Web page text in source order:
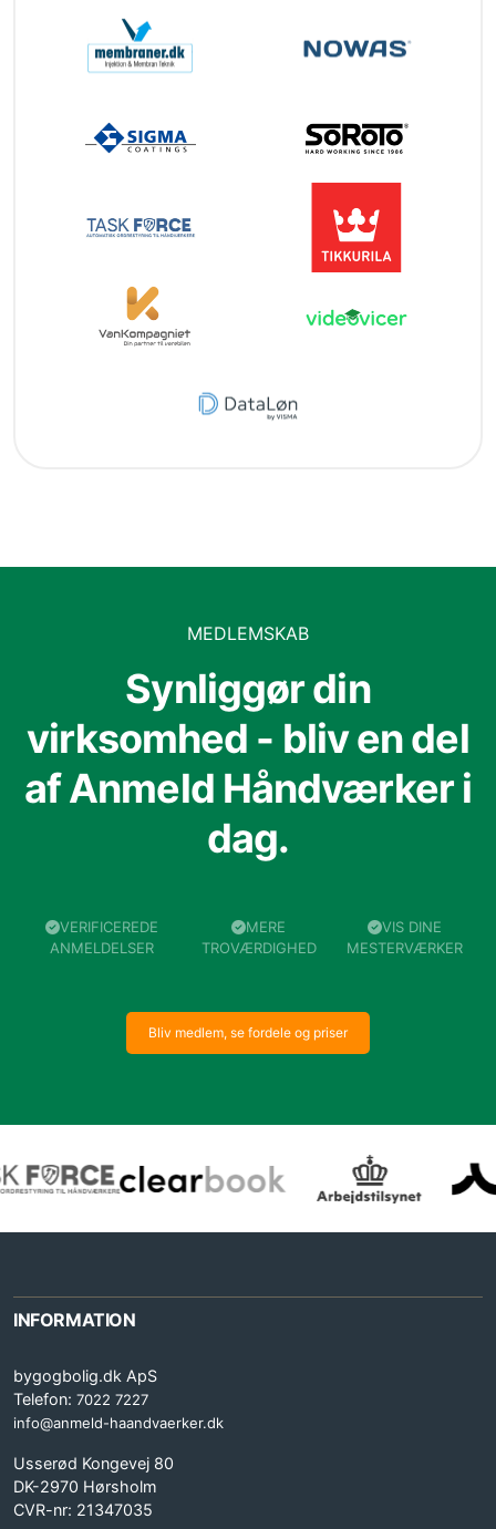
MEDLEMSKAB
Synliggør din
virksomhed - bliv en del
af Anmeld Håndværker i
dag.
VERIFICEREDE
ANMELDELSER
MERE
TROVÆRDIGHED
VIS DINE
MESTERVÆRKER
Bliv medlem, se fordele og priser
INFORMATION
bygogbolig.dk ApS
Telefon: 7022 7227
info@anmeld-haandvaerker.dk
Usserød Kongevej 80
DK-2970 Hørsholm
CVR-nr: 21347035